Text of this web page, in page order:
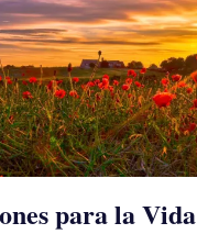
para la Vida